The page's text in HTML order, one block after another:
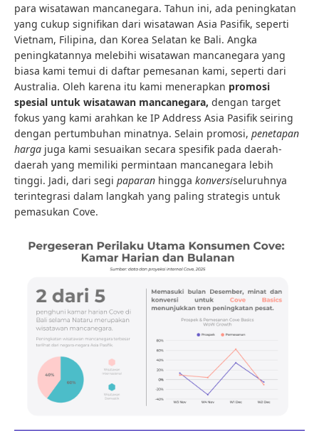
para wisatawan mancanegara. Tahun ini, ada peningkatan
yang cukup signifikan dari wisatawan Asia Pasifik, seperti
Vietnam, Filipina, dan Korea Selatan ke Bali. Angka
peningkatannya melebihi wisatawan mancanegara yang
biasa kami temui di daftar pemesanan kami, seperti dari
Australia. Oleh karena itu kami menerapkan promosi
spesial untuk wisatawan mancanegara, dengan target
fokus yang kami arahkan ke IP Address Asia Pasifik seiring
dengan pertumbuhan minatnya. Selain promosi, penetapan
harga juga kami sesuaikan secara spesifik pada daerah-
daerah yang memiliki permintaan mancanegara lebih
tinggi. Jadi, dari segi paparan hingga konversiseluruhnya
terintegrasi dalam langkah yang paling strategis untuk
pemasukan Cove.